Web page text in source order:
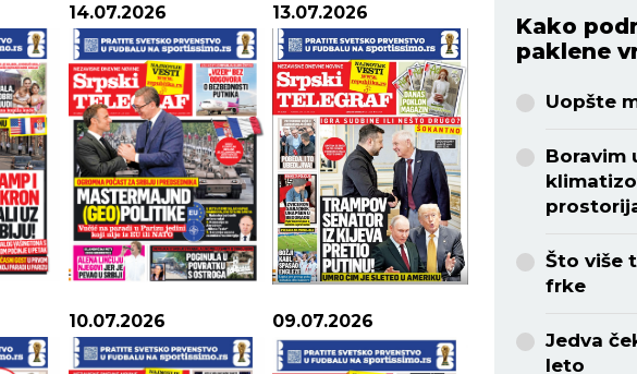
14.07.2026 13.07.2026
10.07.2026 09.07.2026
Kako
paklene
Uopšte
Boravim
Što više
frke
Jedva
leto